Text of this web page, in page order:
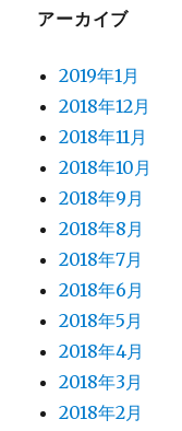
アーカイブ
2019年1月
2018年12月
2018年11月
2018年10月
2018年9月
2018年8月
2018年7月
2018年6月
2018年5月
2018年4月
2018年3月
2018年2月